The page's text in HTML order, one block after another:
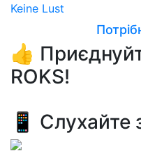
Keine Lust
👍
ROKS!
📱 Слухайте